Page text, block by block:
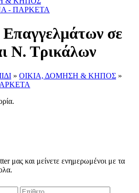
- ΠΑΡΚΕΤΑ
Επαγγελμάτων σε
Ν. Τρικάλων
» ΟΙΚΙΑ, ΔΟΜΗΣΗ & ΚΗΠΟΣ »
μας και μείνετε ενημερωμένοι με τα